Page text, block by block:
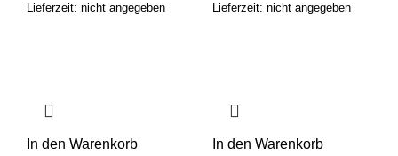
Lieferzeit: nicht angegeben Lieferzeit: nicht angegeben
In den Warenkorb In den Warenkorb